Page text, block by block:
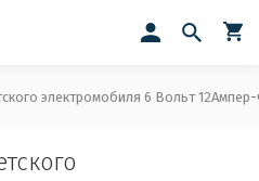
электромобиля 6 Вольт 12Ампер-